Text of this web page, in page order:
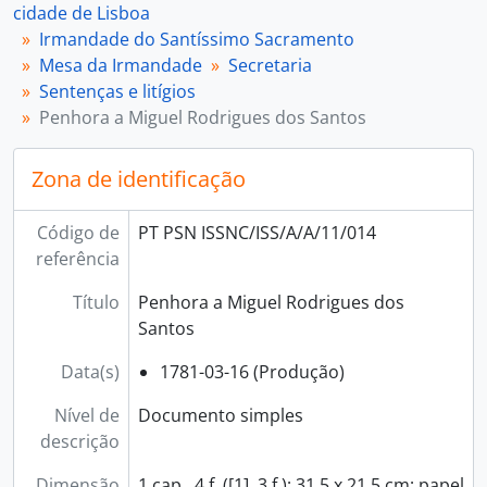
[Documento composto] 019 - Documentação vária de litígios referentes à casa e horta de Arroios, 1767 - 1849
[Documento simples] 020 - Autos de divida de Bárbara Vitória Montez, 1836-05-05
[Documento composto] 022 - Sentença relativa à capela de Silvestre da Silva e sua mulher Leonor Soares, 1772-07-11
[Documento composto] 023 - Sentença relativa à capela de Silvestre da Silva e sua mulher Leonor Soares, 1772-11-03
[Documento composto] 025 - Sentença cível da prioresa do Mosteiro de Santa Mónica em referência às casas na rua da Costa, freguesia de S. Mamede, 1739-07-31
[Documento composto] 026 - Sentença cível contra João Baptista do Pilar, 1756 - 1762
[Documento composto] 027 - Sentença de quitação do livro dos resíduos do testamento de Maria da Cruz do Espírito Santo, 1759-09-10
[Documento composto] 029 - Precatório de penhora contra Daniel Ferreira de Azevedo, 1761-08-29
[Documento composto] 030 - Traslado da sentença a favor da Irmandade do Santíssimo Sacramento da Igreja de São Nicolau e contra Daniel Ferreira de Azevedo, 1762
[Documento composto] 031 - Execução da sentença contra Daniel Ferreira de Azevedo a favor da Irmandade do Santíssimo Sacramento da Igreja de São Nicolau, 1779-02-05
[Documento simples] 032 - Citação de despejo, 1769-06-12
[Documento composto] 034 - Citação de despejo, 1771 - 1774
[Documento simples] 036 - Citação a Domingos Fernandes, 1771-11-27
cidade de Lisboa
Irmandade do Santíssimo Sacramento
Mesa da Irmandade
Secretaria
Sentenças e litígios
Penhora a Miguel Rodrigues dos Santos
Zona de identificação
Código de
referência
PT PSN ISSNC/ISS/A/A/11/014
Título
Penhora a Miguel Rodrigues dos
Santos
Data(s)
1781-03-16 (Produção)
Nível de
descrição
Documento simples